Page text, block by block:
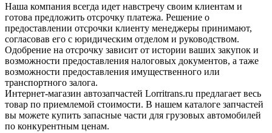
Наша компания всегда идет навстречу своим клиентам и
готова предложить отсрочку платежа. Решение о
предоставлении отсрочки клиенту менеджеры принимают,
согласовав его с юридическим отделом и руководством.
Одобрение на отсрочку зависит от истории ваших закупок и
возможности предоставления налоговых документов, а таже
возможности предоставления имущественного или
транспортного залога.
Интернет-магазин автозапчастей Lorritrans.ru предлагает весь
товар по приемлемой стоимости. В нашем каталоге запчастей
вы можете купить запасные части для грузовых автомобилей
по конкурентным ценам.